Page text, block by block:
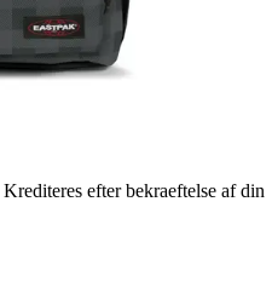
Krediteres efter bekraeftelse af din